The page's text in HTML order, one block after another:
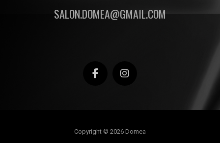
SALON.DOMEA@GMAIL.COM
Copyright © 2026 Domea